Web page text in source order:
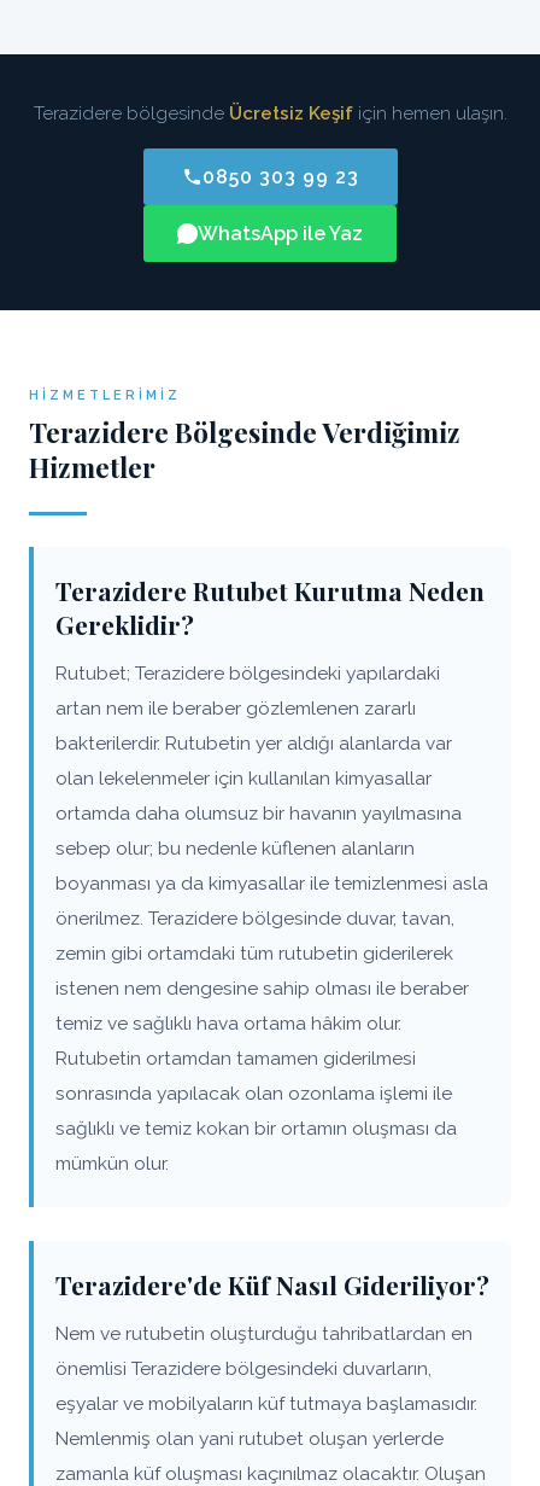
Terazidere bölgesinde Ücretsiz Keşifiçin hemen ulaşın.
0850 303 99 23
WhatsApp ile Yaz
HIZMETLERIMIZ
Terazidere Bölgesinde Verdiğimiz
Hizmetler
Terazidere Rutubet Kurutma Neden
Gereklidir?
Rutubet; Terazidere bölgesindeki yapılardaki
artan nem ile beraber gözlemlenen zararlı
bakterilerdir. Rutubetin yer aldığı alanlarda var
olan lekelenmeler için kullanılan kimyasallar
ortamda daha olumsuz bir havanın yayılmasına
sebep olur; bu nedenle küflenen alanların
boyanması ya da kimyasallar ile temizlenmesi asla
önerilmez. Terazidere bölgesinde duvar, tavan,
zemin gibi ortamdaki tüm rutubetin giderilerek
istenen nem dengesine sahip olması ile beraber
temiz ve sağlıklı hava ortama hâkim olur.
Rutubetin ortamdan tamamen giderilmesi
sonrasında yapılacak olan ozonlama işlemi ile
sağlıklı ve temiz kokan bir ortamın oluşması da
mümkün olur.
Terazidere'de Küf Nasıl Gideriliyor?
Nem ve rutubetin oluşturduğu tahribatlardan en
önemlisi Terazidere bölgesindeki duvarların,
eşyalar ve mobilyaların küf tutmaya başlamasıdır.
Nemlenmiş olan yani rutubet oluşan yerlerde
zamanla küf oluşması kaçınılmaz olacaktır. Oluşan